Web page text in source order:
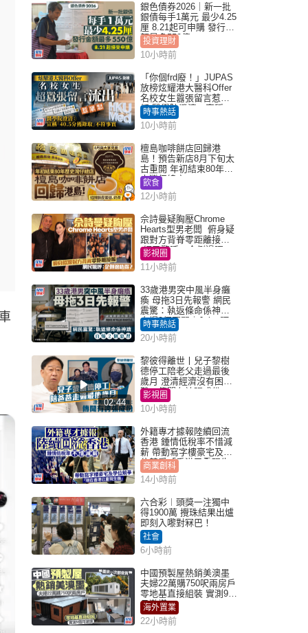
銀色債券2026｜新一批
銀債每手1萬元 最少4.25
厘 8.21起可申購 發行金
額最多550億
投資理財
10小時前
「你個frd廢！」JUPAS
放榜炫耀港大醫科Offer
名校女生囂張留言惹眾
怒 醫學院澄清：宣稱
「40.5分獲錄取」不符事
實｜Juicy叮
時事熱話
10小時前
檀島咖啡餅店回歸港
島！預告新店8月下旬太
古重開 年初結束80年歷
史灣仔總店
飲食
12小時前
佘詩曼疑胸壓Chrome
Hearts型男老闆 俯身疑
跟對方背脊零距離接觸
網民驚呼：企側邊唔
得？
影視圈
11小時前
33歲港男突中風半身癱
瘓 母拖3日先報警 網民
震驚：執返條命係神蹟
自爆2個惡習｜Juicy叮
時事熱話
20小時前
02:44
黎彼得離世丨兒子黎樹
德停工陪老父走過最後
歲月 澄清經濟沒有困
難：傳聞有誇張成份
影視圈
10小時前
外籍專才據報陸續回流
香港 鍾情低稅率不惜減
薪 帶動寫字樓豪宅及學
位競爭「香港已重現生
機」
商業創科
14小時前
六合彩︱頭獎一注獨中
得1900萬 攪珠結果出爐
即刻入嚟對冧巴！
社會
6小時前
中國預製屋熱銷美澳墨
夫婦22萬購750呎兩房戶
零地基直接組裝 實測9個
月激讚
海外置業
22小時前